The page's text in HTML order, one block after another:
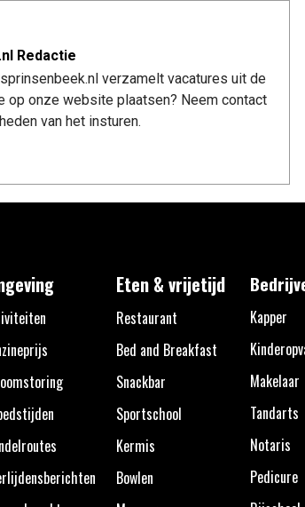
Redactie
verzamelt vacatures uit de
op onze website plaatsen? Neem contact
van het insturen.
Eten & vrijetijd
Restaurant
Bed and Breakfast
Snackbar
Sportschool
Kermis
Bowlen
Kapper
Makelaar
Tandarts
Notaris
Pedicure